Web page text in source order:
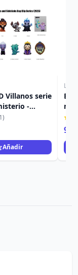
Villanos serie
-
Añadir